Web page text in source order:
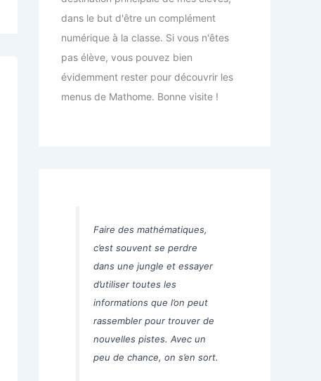
dans le but d'être un complément
numérique à la classe. Si vous n'êtes
pas élève, vous pouvez bien
évidemment rester pour découvrir les
menus de Mathome. Bonne visite !
Faire des mathématiques,
c’est souvent se perdre
dans une jungle et essayer
d’utiliser toutes les
informations que l’on peut
rassembler pour trouver de
nouvelles pistes. Avec un
peu de chance, on s’en sort.